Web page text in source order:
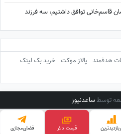
قاسم‌خانی توافق داشتیم، سه فرزند
هدفمند پالاز موکت خرید بک لینک
توسطساعدنیوز
قیمت طلا فضای‌مجازی